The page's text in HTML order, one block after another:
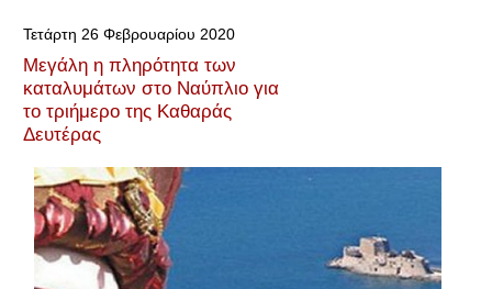
Τετάρτη 26 Φεβρουαρίου 2020
Μεγάλη η πληρότητα των
καταλυμάτων στο Ναύπλιο για
το τριήμερο της Καθαράς
Δευτέρας